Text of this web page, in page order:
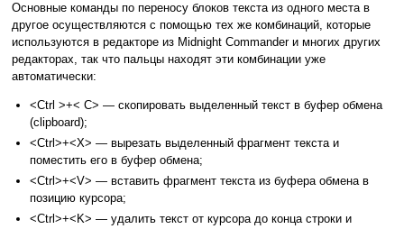
Основные команды по переносу блоков текста из одного места в
другое осуществляются с помощью тех же комбинаций, которые
используются в редакторе из Midnight Commander и многих других
редакторах, так что пальцы находят эти комбинации уже
автоматически:
<Ctrl >+< C> — скопировать выделенный текст в буфер обмена
(clipboard);
<Ctrl>+<X> — вырезать выделенный фрагмент текста и
поместить его в буфер обмена;
<Ctrl>+<V> — вставить фрагмент текста из буфера обмена в
позицию курсора;
<Ctrl>+<K> — удалить текст от курсора до конца строки и